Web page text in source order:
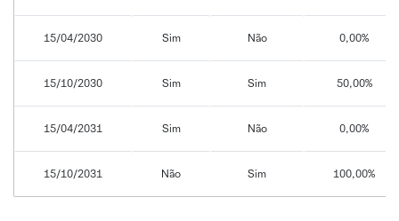
15/04/2030 Sim Não 0,00%
15/10/2030 Sim Sim 50,00%
15/04/2031 Sim Não 0,00%
15/10/2031 Não Sim 100,00%